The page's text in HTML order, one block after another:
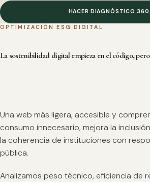
HACER DIAGNÓSTICO 360
OPTIMIZACIÓN ESG DIGITAL
La sostenibilidad digital empieza en el código,
Una web más ligera, accesible y
consumo innecesario, mejora la
la coherencia de instituciones con
pública.
Analizamos peso técnico, eficiencia de